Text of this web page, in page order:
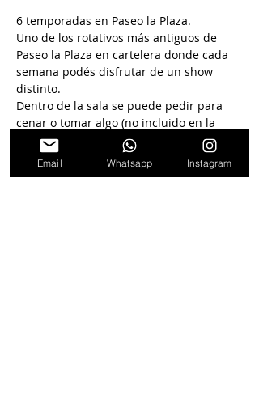
6 temporadas en Paseo la Plaza.
Uno de los rotativos más antiguos de
Paseo la Plaza en cartelera donde cada
semana podés disfrutar de un show
distinto.
Dentro de la sala se puede pedir para
cenar o tomar algo (no incluido en la
entrada)
Email Whatsapp Instagram